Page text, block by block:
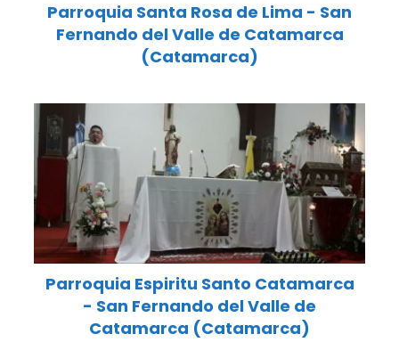
Parroquia Santa Rosa de Lima - San
Fernando del Valle de Catamarca
(Catamarca)
Parroquia Espiritu Santo Catamarca
- San Fernando del Valle de
Catamarca (Catamarca)